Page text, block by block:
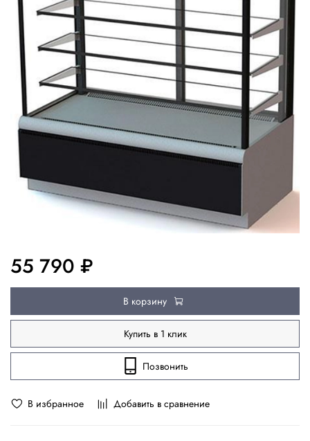
В избранное Добавить в сравнение
55 790 ₽
В корзину
Купить в 1 клик
Позвонить